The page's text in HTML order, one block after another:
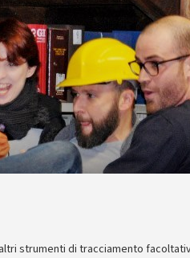
strumenti di tracciamento